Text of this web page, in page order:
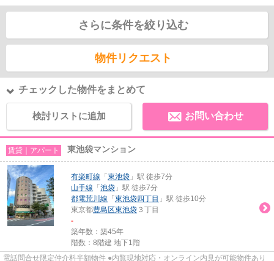
さらに条件を絞り込む
物件リクエスト
チェックした物件をまとめて
検討リストに追加 お問い合わせ
賃貸｜アパート 東池袋マンション
有楽町線 「 東池袋 」駅 徒歩7分
山手線 「 池袋 」駅 徒歩7分
都電荒川線 「 東池袋四丁目 」駅 徒歩10分
東京都豊島区東池袋 ３丁目
-
築年数：築45年
階数：8階建 地下1階
電話問合せ限定仲介料半額物件 ●内覧現地対応・オンライン内見が可能物件あり